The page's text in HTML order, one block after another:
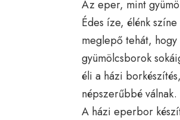
Az eper, mint
Édes íze, élénk
meglepő tehát,
gyümölcsborok
éli a házi
népszerűbbé válnak.
A házi eperbor